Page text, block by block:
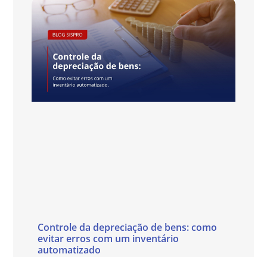
Controle da depreciação de bens: como
evitar erros com um inventário
automatizado